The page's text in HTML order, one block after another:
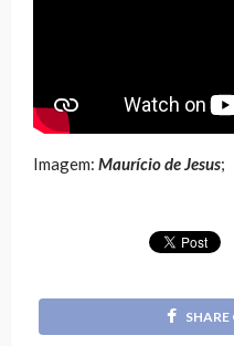
Imagem: Maurício de Jesus;